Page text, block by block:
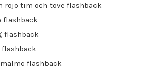
rojo tim och tove flashback
flashback
flashback
flashback